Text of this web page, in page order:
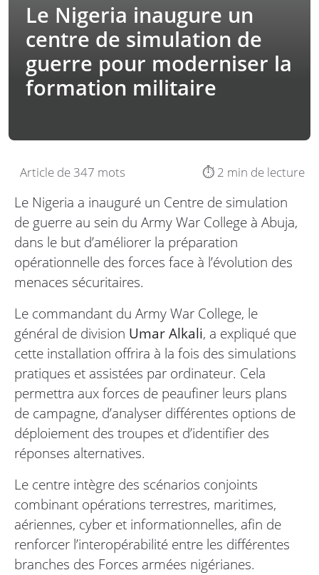
Le Nigeria inaugure un
centre de simulation de
guerre pour moderniser la
formation militaire
Article de 347 mots ⏱️ 2 min de lecture
Le Nigeria a inauguré un Centre de simulation
de guerre au sein du Army War College à Abuja,
dans le but d’améliorer la préparation
opérationnelle des forces face à l’évolution des
menaces sécuritaires.
Le commandant du Army War College, le
général de division Umar Alkali, a expliqué que
cette installation offrira à la fois des simulations
pratiques et assistées par ordinateur. Cela
permettra aux forces de peaufiner leurs plans
de campagne, d’analyser différentes options de
déploiement des troupes et d’identifier des
réponses alternatives.
Le centre intègre des scénarios conjoints
combinant opérations terrestres, maritimes,
aériennes, cyber et informationnelles, afin de
renforcer l’interopérabilité entre les différentes
branches des Forces armées nigérianes.